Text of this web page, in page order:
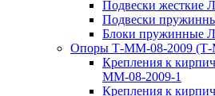
Подвески жесткие
Подвески
Блоки пружинные
Опоры Т-ММ-08-2009
Крепления к
ММ-08-2009-1
Крепления к